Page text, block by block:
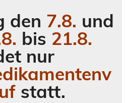
den 7.8. und
bis 21.8.
nur
statt.